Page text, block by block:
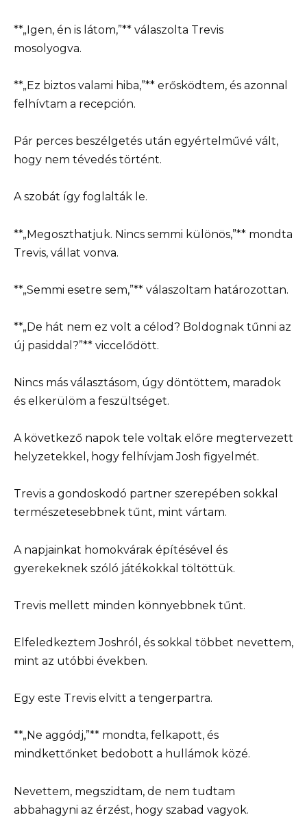
**„Igen, én is látom,”** válaszolta Trevis
mosolyogva.
**„Ez biztos valami hiba,”** erősködtem, és azonnal
felhívtam a recepción.
Pár perces beszélgetés után egyértelművé vált,
hogy nem tévedés történt.
A szobát így foglalták le.
**„Megoszthatjuk. Nincs semmi különös,”** mondta
Trevis, vállat vonva.
**„Semmi esetre sem,”** válaszoltam határozottan.
**„De hát nem ez volt a célod? Boldognak tűnni az
új pasiddal?”** viccelődött.
Nincs más választásom, úgy döntöttem, maradok
és elkerülöm a feszültséget.
A következő napok tele voltak előre megtervezett
helyzetekkel, hogy felhívjam Josh figyelmét.
Trevis a gondoskodó partner szerepében sokkal
természetesebbnek tűnt, mint vártam.
A napjainkat homokvárak építésével és
gyerekeknek szóló játékokkal töltöttük.
Trevis mellett minden könnyebbnek tűnt.
Elfeledkeztem Joshról, és sokkal többet nevettem,
mint az utóbbi években.
Egy este Trevis elvitt a tengerpartra.
**„Ne aggódj,”** mondta, felkapott, és
mindkettőnket bedobott a hullámok közé.
Nevettem, megszidtam, de nem tudtam
abbahagyni az érzést, hogy szabad vagyok.